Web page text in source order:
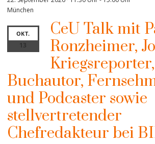
München
OKT.
13
CeU Talk mit
Ronzheimer,
Kriegsreporter,
Buchautor,
und Podcaster sowie
stellvertretender
Chefredakteur bei